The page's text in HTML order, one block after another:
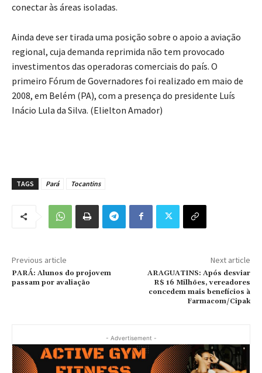
conectar às áreas isoladas.
Ainda deve ser tirada uma posição sobre o apoio a aviação
regional, cuja demanda reprimida não tem provocado
investimentos das operadoras comerciais do país. O
primeiro Fórum de Governadores foi realizado em maio de
2008, em Belém (PA), com a presença do presidente Luís
Inácio Lula da Silva. (Elielton Amador)
TAGS Pará Tocantins
Previous article
PARÁ: Alunos do projovem
passam por avaliação
Next article
ARAGUATINS: Após desviar
R$ 16 Milhões, vereadores
concedem mais benefícios à
Farmacom/Cipak
- Advertisement -